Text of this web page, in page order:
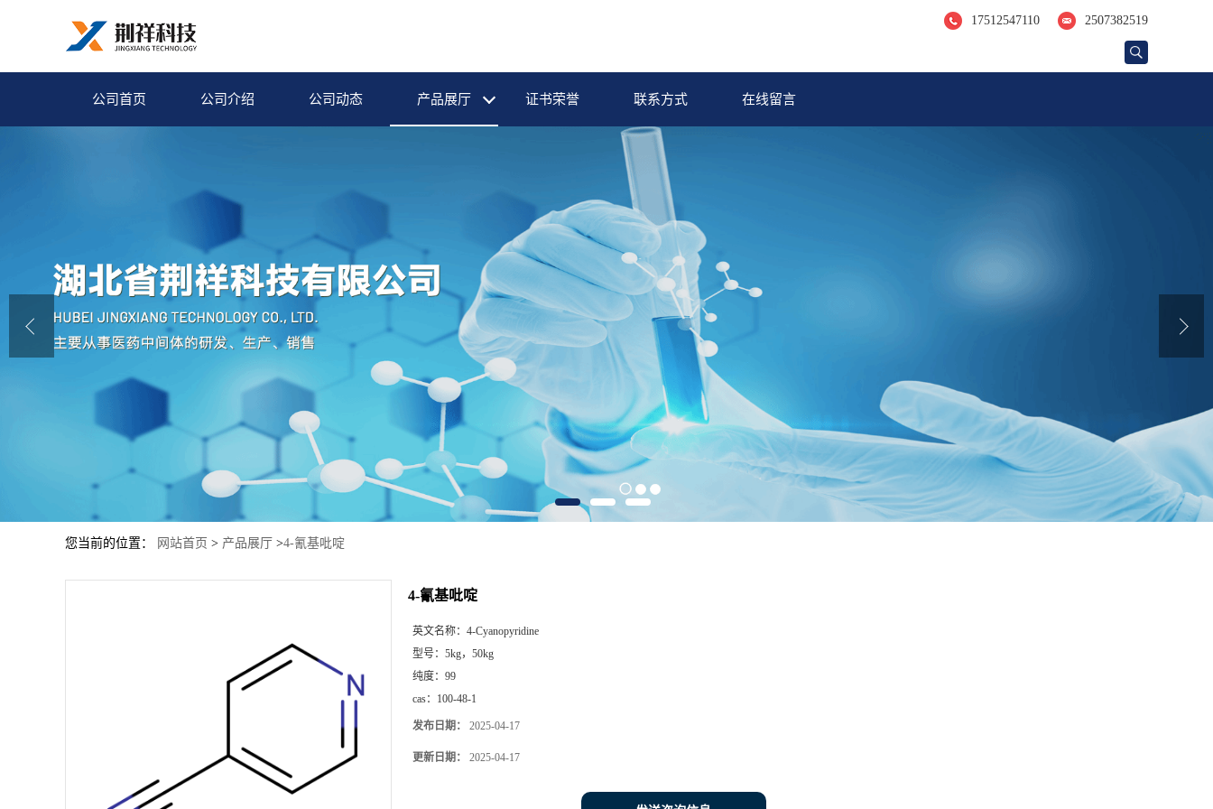
17512547110 2507382519
公司首页 公司介绍 公司动态 产品展厅 证书荣誉 联系方式 在线留言
您当前的位置： 网站首页 > 产品展厅 >4-氰基吡啶
4-氰基吡啶
英文名称： 4-Cyanopyridine
型号： 5kg，50kg
纯度： 99
cas： 100-48-1
发布日期： 2025-04-17
更新日期： 2025-04-17